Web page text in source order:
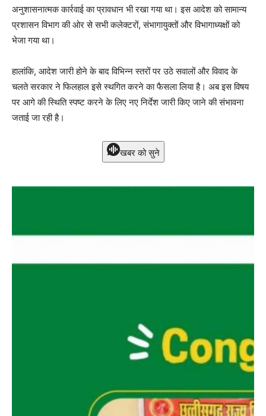
अनुशासनात्मक कार्रवाई का प्रावधान भी रखा गया था। इस आदेश को सामान्य
प्रशासन विभाग की ओर से सभी कलेक्टरों, संभागायुक्तों और विभागाध्यक्षों को
भेजा गया था।
हालांकि, आदेश जारी होने के बाद विभिन्न स्तरों पर उठे सवालों और विवाद के
चलते सरकार ने फिलहाल इसे स्थगित करने का फैसला लिया है। अब इस विषय
पर आगे की स्थिति स्पष्ट करने के लिए नए निर्देश जारी किए जाने की संभावना
जताई जा रही है।
खबर को सुने